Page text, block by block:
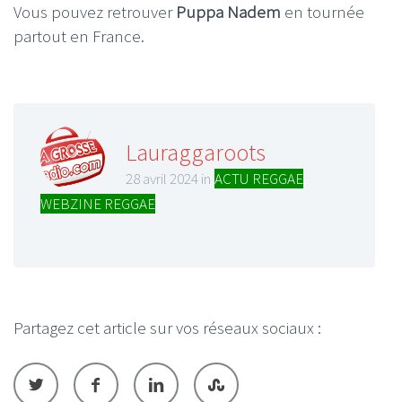
Vous pouvez retrouver Puppa Nadem en tournée
partout en France.
Lauraggaroots
28 avril 2024 in ACTU REGGAE
WEBZINE REGGAE
Partagez cet article sur vos réseaux sociaux :